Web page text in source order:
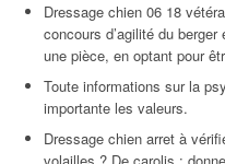
Dressage chien 06 18
concours d’agilité du
une pièce, en optant pour
Toute informations sur la
importante les valeurs.
Dressage chien arret à